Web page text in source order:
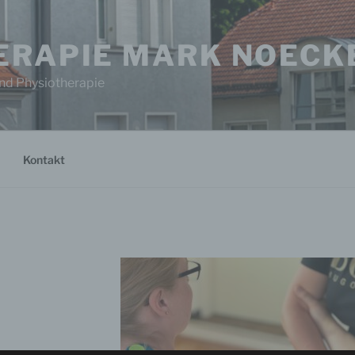
MARK
Physiotherapie
Kontakt